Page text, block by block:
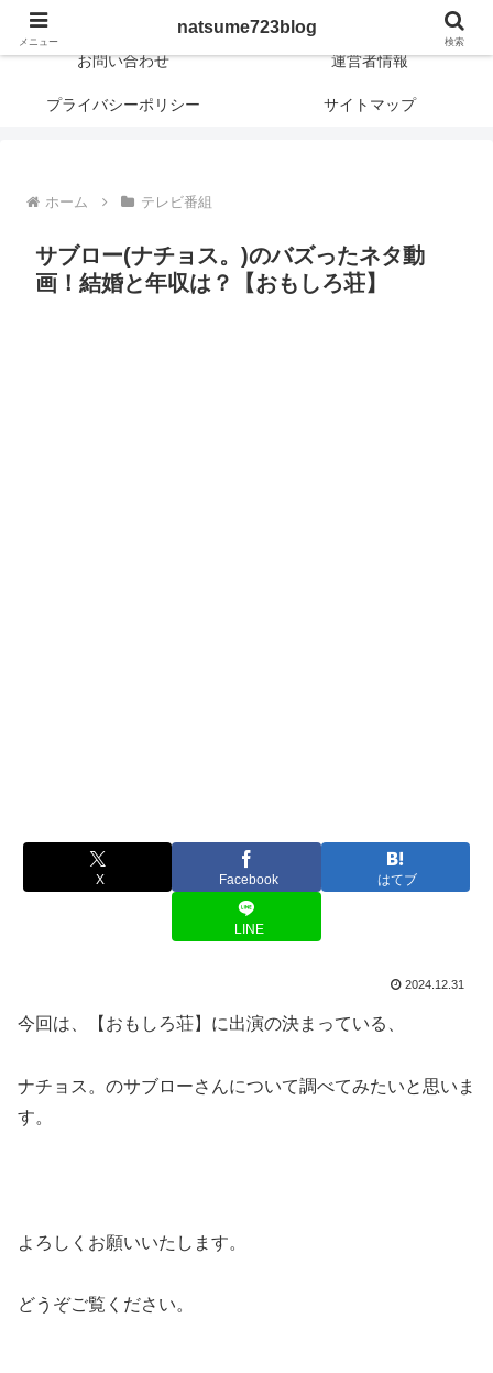
日常に新しさや興味深さや面白さを！
お問い合わせ 運営者情報
プライバシーポリシー サイトマップ
ホーム テレビ番組
サブロー(ナチョス。)のバズったネタ動
画！結婚と年収は？【おもしろ荘】
X Facebook はてブ
LINE
2024.12.31
今回は、【おもしろ荘】に出演の決まっている、
ナチョス。のサブローさんについて調べてみたいと思いま
す。
よろしくお願いいたします。
どうぞご覧ください。
メニュー
natsume723blog
検索